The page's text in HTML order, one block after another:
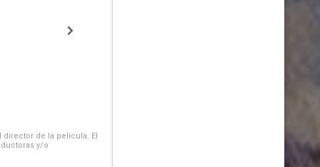
de la película. El
y/o